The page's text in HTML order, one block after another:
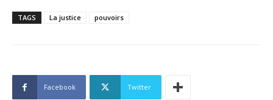
TAGS La justice pouvoirs
Facebook Twitter